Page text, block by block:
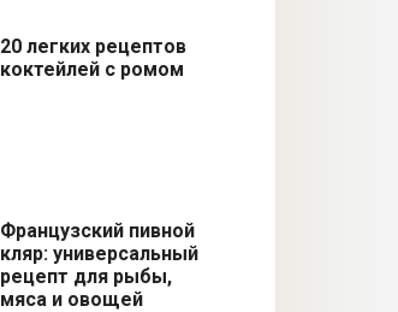
20 легких рецептов
коктейлей с ромом
Французский пивной
кляр: универсальный
рецепт для рыбы,
мяса и овощей